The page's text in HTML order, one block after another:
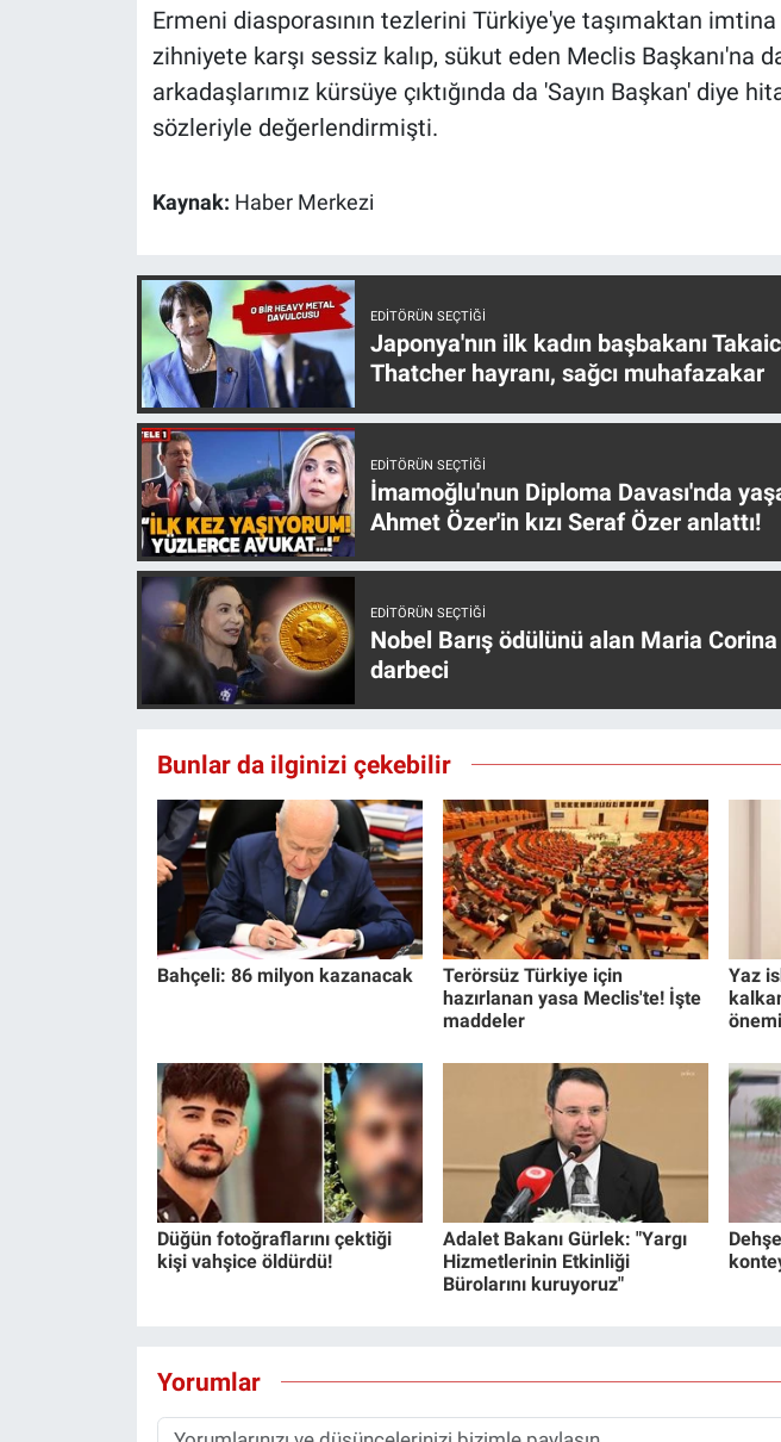
Ermeni diasporasının tezlerini Türkiye'ye taşımaktan
zihniyete karşı sessiz kalıp, sükut eden Meclis Başkanı'na
arkadaşlarımız kürsüye çıktığında da 'Sayın Başkan' diye
sözleriyle değerlendirmişti.
Kaynak: Haber Merkezi
EDITÖRÜN SEÇTIĞI
Japonya'nın ilk kadın başbakanı
Thatcher hayranı, sağcı muhafazakar
EDITÖRÜN SEÇTIĞI
İmamoğlu'nun Diploma Davası'nda
Ahmet Özer'in kızı Seraf Özer anlattı!
EDITÖRÜN SEÇTIĞI
Nobel Barış ödülünü alan Maria
darbeci
Bunlar da ilginizi çekebilir
Bahçeli: 86 milyon kazanacak
Terörsüz Türkiye için
hazırlanan yasa Meclis'te! İşte
maddeler
Yaz
önemi
Düğün fotoğraflarını çektiği
kişi vahşice öldürdü!
Adalet Bakanı Gürlek: "Yargı
Hizmetlerinin Etkinliği
Bürolarını kuruyoruz"
Yorumlar